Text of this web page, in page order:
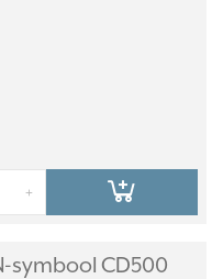
+
symbool CD500